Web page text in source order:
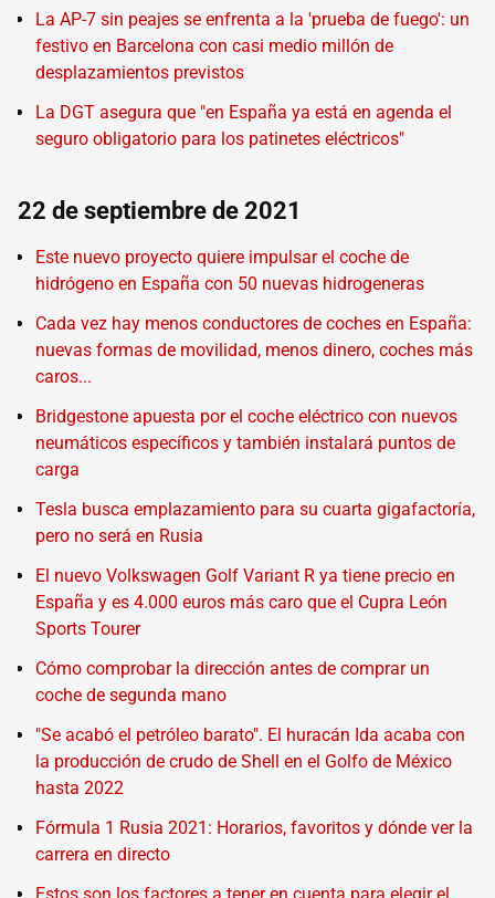
La AP-7 sin peajes se enfrenta a la 'prueba de fuego': un
festivo en Barcelona con casi medio millón de
desplazamientos previstos
La DGT asegura que "en España ya está en agenda el
seguro obligatorio para los patinetes eléctricos"
22 de septiembre de 2021
Este nuevo proyecto quiere impulsar el coche de
hidrógeno en España con 50 nuevas hidrogeneras
Cada vez hay menos conductores de coches en España:
nuevas formas de movilidad, menos dinero, coches más
caros...
Bridgestone apuesta por el coche eléctrico con nuevos
neumáticos específicos y también instalará puntos de
carga
Tesla busca emplazamiento para su cuarta gigafactoría,
pero no será en Rusia
El nuevo Volkswagen Golf Variant R ya tiene precio en
España y es 4.000 euros más caro que el Cupra León
Sports Tourer
Cómo comprobar la dirección antes de comprar un
coche de segunda mano
"Se acabó el petróleo barato". El huracán Ida acaba con
la producción de crudo de Shell en el Golfo de México
hasta 2022
Fórmula 1 Rusia 2021: Horarios, favoritos y dónde ver la
carrera en directo
Estos son los factores a tener en cuenta para elegir el